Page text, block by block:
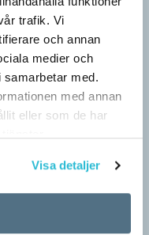
trafik. Vi
och annan
medier och
med.
med annan
eller som de har
Visa detaljer